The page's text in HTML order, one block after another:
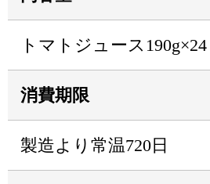
トマトジュース190g×24
消費期限
製造より常温720日